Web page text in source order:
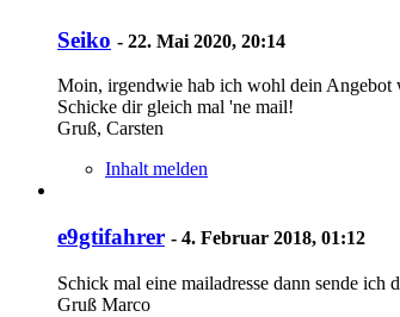
Seiko - 22. Mai 2020, 20:14
Moin, irgendwie hab ich wohl dein Angebot
Schicke dir gleich mal 'ne mail!
Gruß, Carsten
Inhalt melden
e9gtifahrer - 4. Februar 2018, 01:12
Schick mal eine mailadresse dann sende ich
Gruß Marco